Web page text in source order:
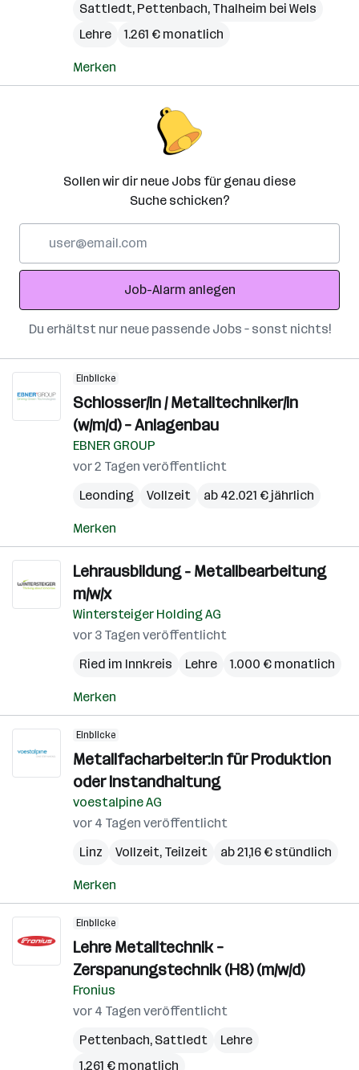
Sattledt, Pettenbach, Thalheim bei Wels
Lehre
1.261 € monatlich
Merken
Sollen wir dir neue Jobs für genau diese
Suche schicken?
Adresse
Job-Alarm anlegen
Du erhältst nur neue passende Jobs – sonst nichts!
Einblicke
Schlosser/in / Metalltechniker/in
(w/m/d) – Anlagenbau
EBNER GROUP
vor 2 Tagen veröffentlicht
Leonding
Vollzeit ab 42.021 € jährlich
Merken
Lehrausbildung - Metallbearbeitung
m/w/x
Wintersteiger Holding AG
vor 3 Tagen veröffentlicht
Ried im Innkreis
Lehre 1.000 € monatlich
Merken
Einblicke
Metallfacharbeiter:in für Produktion
oder Instandhaltung
voestalpine AG
vor 4 Tagen veröffentlicht
Linz
Vollzeit, Teilzeit ab 21,16 € stündlich
Merken
Einblicke
Lehre Metalltechnik –
Zerspanungstechnik (H8) (m/w/d)
Fronius
vor 4 Tagen veröffentlicht
Pettenbach, Sattledt
Lehre
1.261 € monatlich